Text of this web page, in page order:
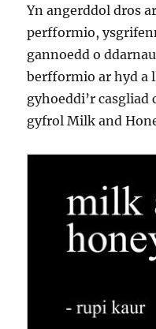
Yn angerddol dros
perfformio,
gannoedd o
berfformio ar hyd a
gyhoeddi’r
gyfrol Milk and